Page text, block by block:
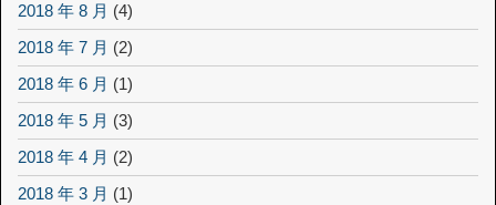
2018 年 8 月 (4)
2018 年 7 月 (2)
2018 年 6 月 (1)
2018 年 5 月 (3)
2018 年 4 月 (2)
2018 年 3 月 (1)